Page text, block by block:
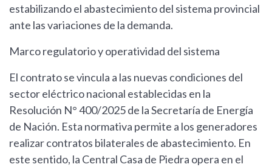
estabilizando el abastecimiento del sistema provincial
ante las variaciones de la demanda.
Marco regulatorio y operatividad del sistema
El contrato se vincula a las nuevas condiciones del
sector eléctrico nacional establecidas en la
Resolución N° 400/2025 de la Secretaría de Energía
de Nación. Esta normativa permite a los generadores
realizar contratos bilaterales de abastecimiento. En
este sentido, la Central Casa de Piedra opera en el